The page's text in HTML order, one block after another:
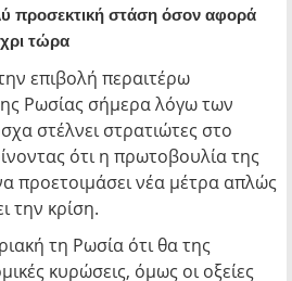
προσεκτική στάση όσον αφορά
τώρα
επιβολή περαιτέρω
Ρωσίας σήμερα λόγω των
στέλνει στρατιώτες στο
ότι η πρωτοβουλία της
προετοιμάσει νέα μέτρα απλώς
την κρίση.
τη Ρωσία ότι θα της
κυρώσεις, όμως οι οξείες